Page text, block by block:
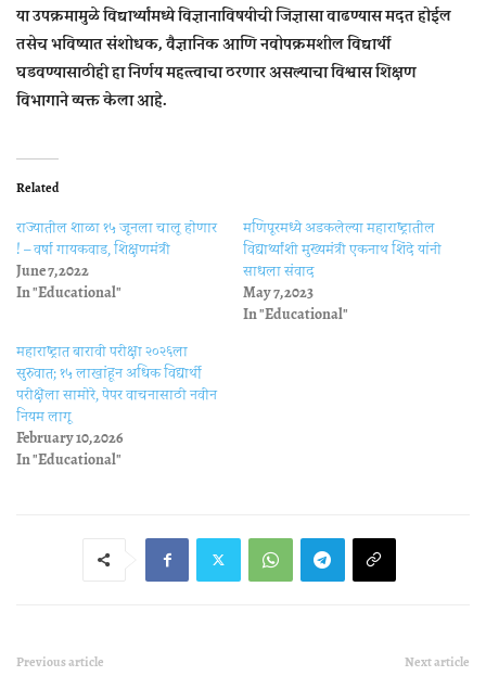
या उपक्रमामुळे विद्यार्थ्यांमध्ये विज्ञानाविषयीची जिज्ञासा वाढण्यास मदत होईल
तसेच भविष्यात संशोधक, वैज्ञानिक आणि नवोपक्रमशील विद्यार्थी
घडवण्यासाठीही हा निर्णय महत्त्वाचा ठरणार असल्याचा विश्वास शिक्षण
विभागाने व्यक्त केला आहे.
Related
राज्यातील शाळा १५ जूनला चालू होणार
! – वर्षा गायकवाड, शिक्षणमंत्री
June 7, 2022
In "Educational"
मणिपूरमध्ये अडकलेल्या महाराष्ट्रातील
विद्यार्थ्यांशी मुख्यमंत्री एकनाथ शिंदे यांनी
साधला संवाद
May 7, 2023
In "Educational"
महाराष्ट्रात बारावी परीक्षा २०२६ला
सुरुवात; १५ लाखांहून अधिक विद्यार्थी
परीक्षेला सामोरे, पेपर वाचनासाठी नवीन
नियम लागू
February 10, 2026
In "Educational"
Previous article Next article